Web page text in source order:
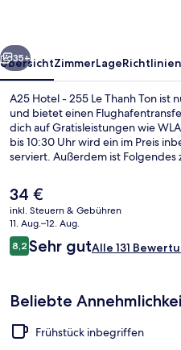
Ton
Weiter
35+
ÜbersichtZimmerLageRichtlinien
A25 Hotel - 255 Le Thanh Ton ist
und bietet einen
dich auf Gratisleistungen wie
bis 10:30 Uhr wird ein im Preis
serviert. Außerdem ist Folgendes
Verkehrsmittel sind nur einen
Thanh Station sind es 3 Minuten
10 Minuten.
Der
aktuelle
Preis
beträgt
34 €.
34 €
inkl. Steuern & Gebühren
11. Aug.–12. Aug.
Bewertungen
8,28,2 von 10.
Sehr gutAlle 131
Beliebte
Frühstück inbegriffen